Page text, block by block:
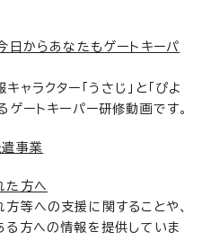
日からあなたもゲートキーパ
ャラクター「うさじ」と「ぴよ
ゲートキーパー研修動画です。
遣事業
た方へ
等への支援に関することや、
る方への情報を提供していま